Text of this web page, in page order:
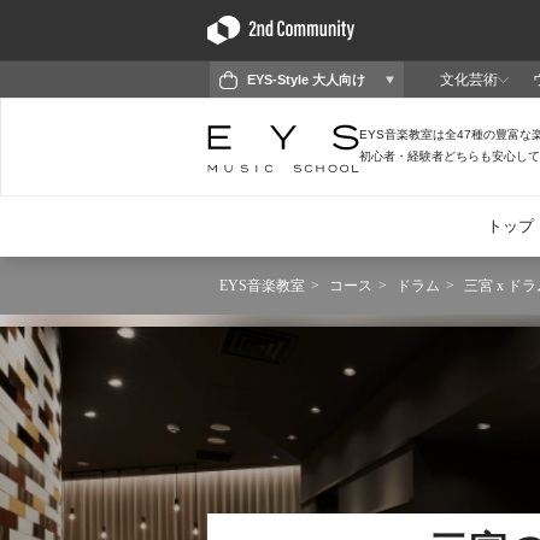
EYS音楽教室 コース ドラム 三宮 x ドラ